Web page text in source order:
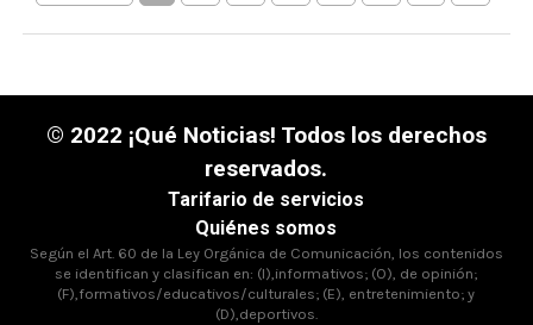
© 2022 ¡Qué Noticias! Todos los derechos
reservados.
Tarifario de servicios
Quiénes somos
Según el Art. 60 de la Ley Orgánica de Comunicación, los contenidos
se identifican y clasifican en: (I),informativos; (O), de opinión;
(F),formativos/educativos/culturales; (E), entretenimiento; y
(D),deportivos.